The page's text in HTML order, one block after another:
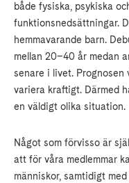
både fysiska, psykiska
funktionsnedsättningar.
hemmavarande barn.
mellan 20–40 år medan
senare i livet. Prognosen
variera kraftigt. Därmed
en väldigt olika situation.
Något som förvisso är
att för våra medlemmar
människor, samtidigt